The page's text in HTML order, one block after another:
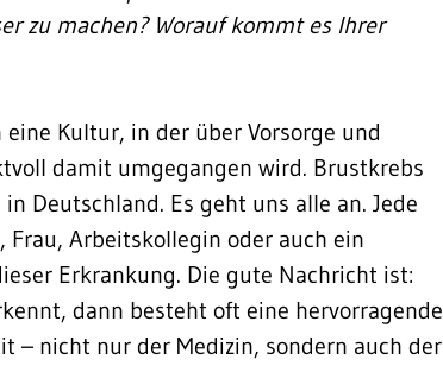
zu machen? Worauf kommt es Ihrer
eine Kultur, in der über Vorsorge und
damit umgegangen wird. Brustkrebs
Deutschland. Es geht uns alle an. Jede
Arbeitskollegin oder auch ein
Erkrankung. Die gute Nachricht ist:
dann besteht oft eine hervorragende
– nicht nur der Medizin, sondern auch der